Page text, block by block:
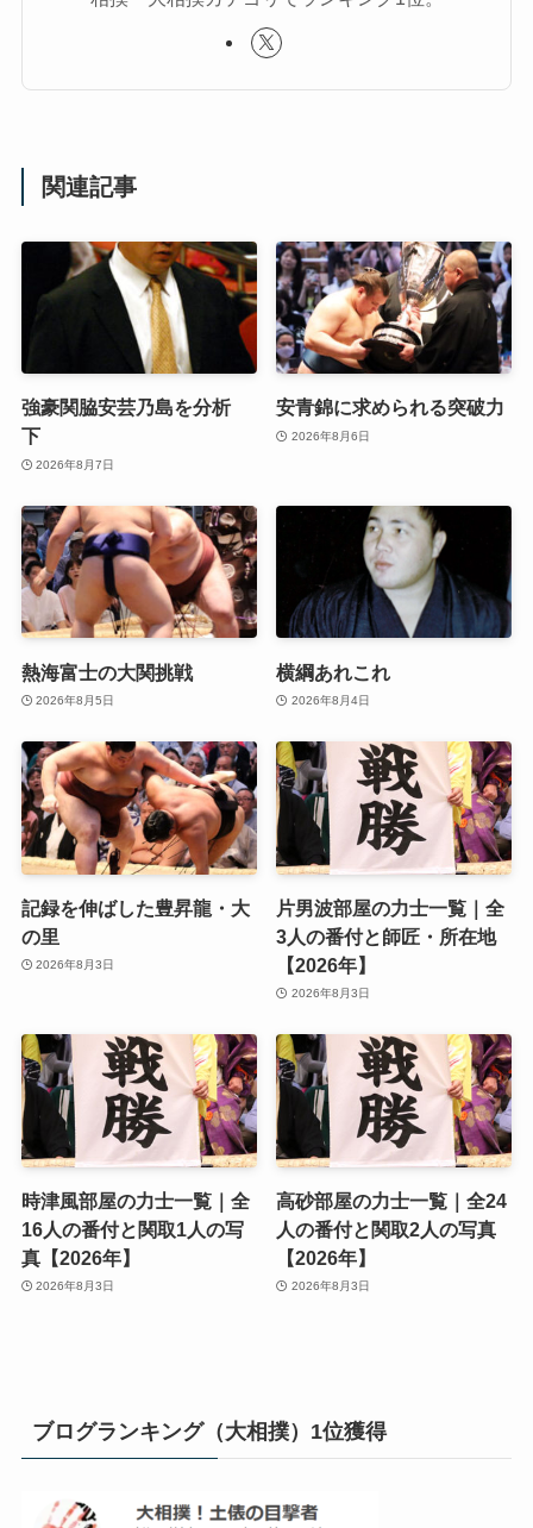
関連記事
強豪関脇安芸乃島を分析
下
2026年8月7日
安青錦に求められる突破力
2026年8月6日
熱海富士の大関挑戦
2026年8月5日
横綱あれこれ
2026年8月4日
記録を伸ばした豊昇龍・大
の里
2026年8月3日
片男波部屋の力士一覧｜全
3人の番付と師匠・所在地
【2026年】
2026年8月3日
時津風部屋の力士一覧｜全
16人の番付と関取1人の写
真【2026年】
2026年8月3日
高砂部屋の力士一覧｜全24
人の番付と関取2人の写真
【2026年】
2026年8月3日
ブログランキング（大相撲）1位獲得